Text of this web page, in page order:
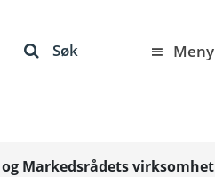
Søk Meny
Markedsrådets virksomhet